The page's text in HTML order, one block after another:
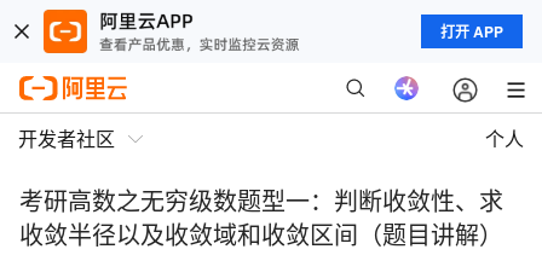
打开 APP
开发者社区 个人
考研高数之无穷级数题型一：判断收敛性、求
收敛半径以及收敛域和收敛区间（题目讲解）